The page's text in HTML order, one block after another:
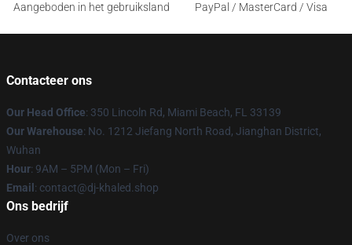
Aangeboden in het gebruiksland
PayPal / MasterCard / Visa
Contacteer ons
Our Head Office: 350 Lincoln Rd, Miami Beach, FL 33139
Our Warehouse: No. 1212 Jiefang North Road, Jianghan District,
Wuhan
Hour: 9AM – 5PM (Mon – Fri)
Email : contact@dj-khaled.shop
Ons bedrijf
Over ons